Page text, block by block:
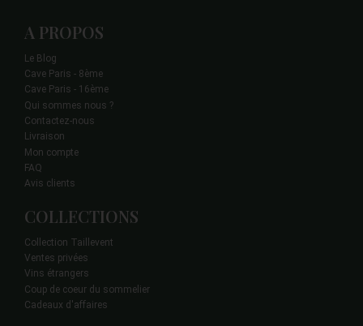
A PROPOS
Le Blog
Cave Paris - 8ème
Cave Paris - 16ème
Qui sommes nous ?
Contactez-nous
Livraison
Mon compte
FAQ
Avis clients
COLLECTIONS
Collection Taillevent
Ventes privées
Vins étrangers
Coup de coeur du sommelier
Cadeaux d'affaires